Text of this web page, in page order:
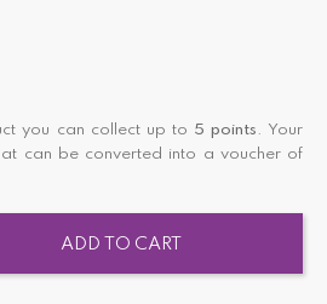
you can collect up to 5 points . Your
can be converted into a voucher of
ADD TO CART